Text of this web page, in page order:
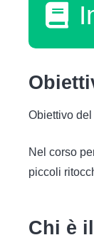
Obiettivo
Nel corso
piccoli
Chi è